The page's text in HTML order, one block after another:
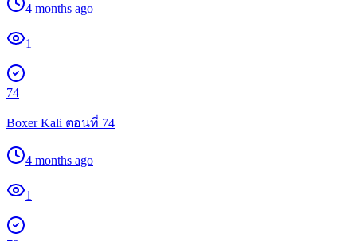
4 months ago
1
74
Boxer Kali ตอนที่ 74
4 months ago
1